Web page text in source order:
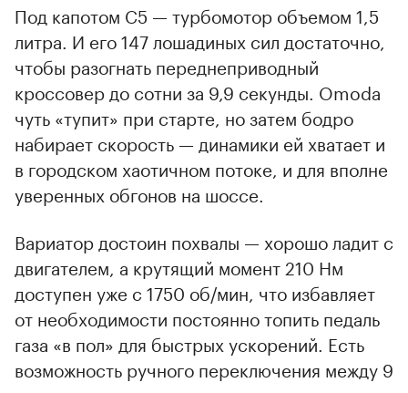
Под капотом С5 — турбомотор объемом 1,5
литра. И его 147 лошадиных сил достаточно,
чтобы разогнать переднеприводный
кроссовер до сотни за 9,9 секунды. Omoda
чуть «тупит» при старте, но затем бодро
набирает скорость — динамики ей хватает и
в городском хаотичном потоке, и для вполне
уверенных обгонов на шоссе.
Вариатор достоин похвалы — хорошо ладит с
двигателем, а крутящий момент 210 Нм
доступен уже с 1750 об/мин, что избавляет
от необходимости постоянно топить педаль
газа «в пол» для быстрых ускорений. Есть
возможность ручного переключения между 9